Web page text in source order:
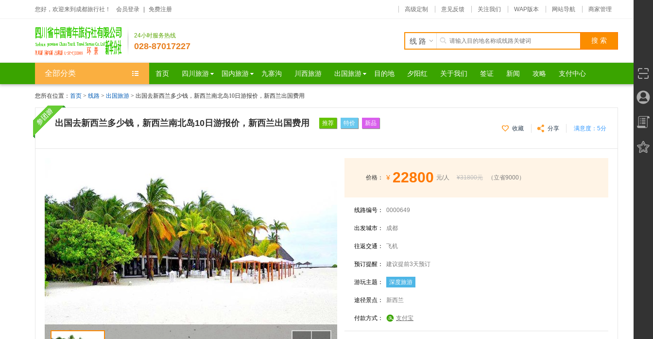
您好，欢迎来到成都旅行社！ 会员登录 免费注册 高级定制 意见反馈 关注我们 WAP版本 网站导航 商家管理
24小时服务热线
028-87017227
线路
全部分类 首页 四川旅游 国内旅游 九寨沟 川西旅游 出国旅游 目的地 夕阳红 关于我们 签证 新闻 攻略 支付中心
您所在位置： 首页 > 线路 > 出国旅游 > 出国去新西兰多少钱，新西兰南北岛10日游报价，新西兰出国费用
出国去新西兰多少钱，新西兰南北岛10日游报价，新西兰出国费用 推荐 特价 新品
收藏 分享 满意度： 5分
价格： ¥ 22800 元/人 ¥31800元 （立省9000）
线路编号： 0000649
出发城市： 成都
往返交通： 飞机
预订提醒： 建议提前3天预订
游玩主题： 深度旅游
途径景点： 新西兰
付款方式： 支付宝